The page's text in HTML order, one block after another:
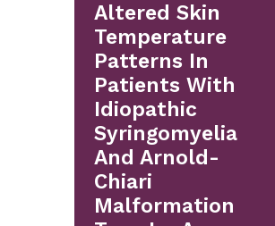
Altered Skin
Temperature
Patterns In
Patients With
Idiopathic
Syringomyelia
And Arnold-
Chiari
Malformation